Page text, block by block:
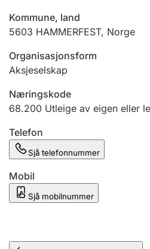
Kommune, land
5603 HAMMERFEST, Norge
Organisasjonsform
Aksjeselskap
Næringskode
68.200 Utleige av eigen eller
Telefon
Sjå telefonnummer
Mobil
Sjå mobilnummer